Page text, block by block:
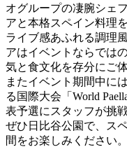
オグループの凄腕シェ
アと本格スペイン料理
ライブ感あふれる調理
アはイベントならでは
気と食文化を存分にご
またイベント期間中に
る国際大会「World
表予選にスタッフが挑戦
ぜひ日比谷公園で、ス
間をお楽しみください。